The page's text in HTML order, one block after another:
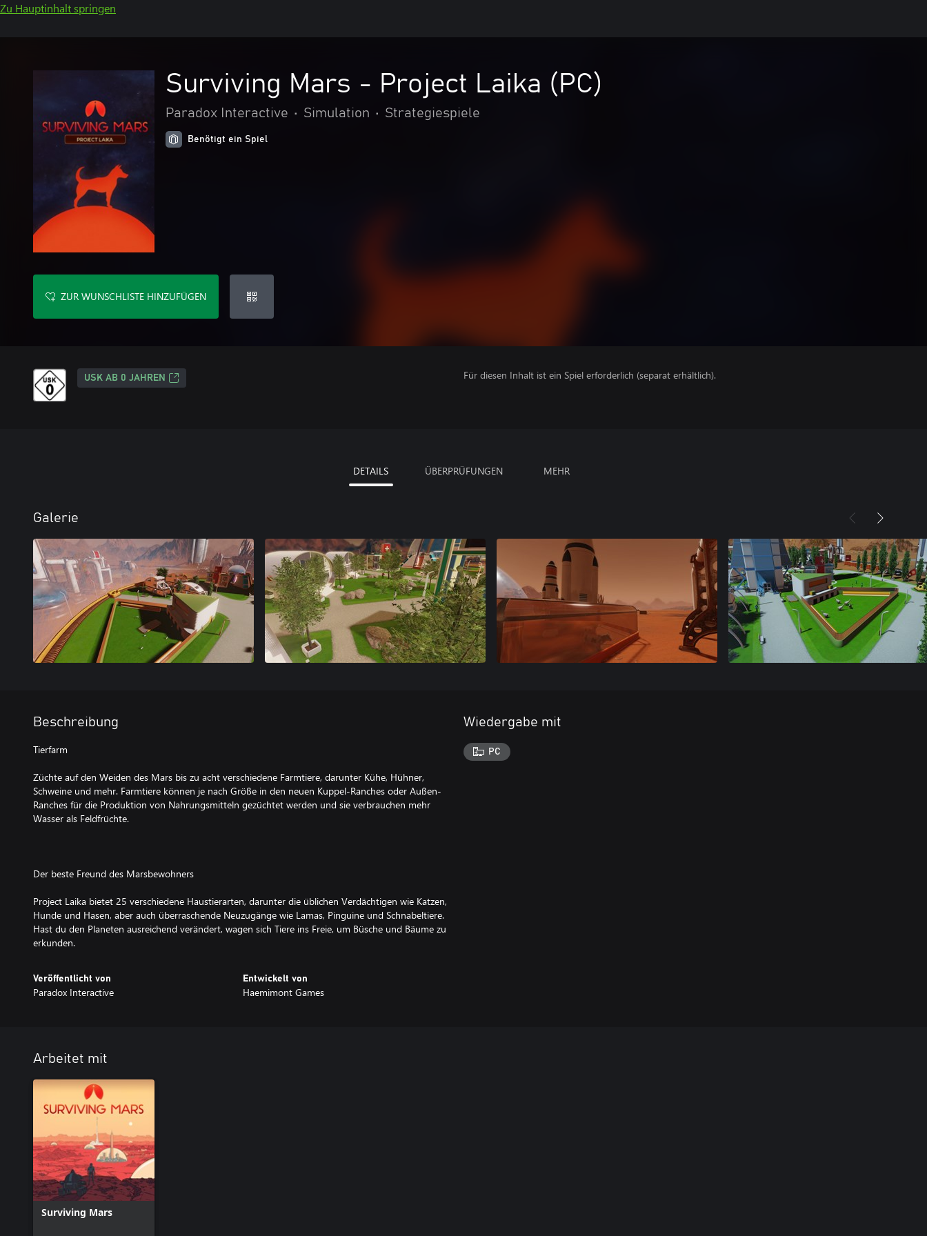
Zu Hauptinhalt springen
Surviving Mars - Project Laika (PC)
Paradox Interactive • Simulation • Strategiespiele
Benötigt ein Spiel
ZUR WUNSCHLISTE HINZUFÜGEN
USK AB 0 JAHREN Für diesen Inhalt ist ein Spiel erforderlich (separat erhältlich).
DETAILS ÜBERPRÜFUNGEN MEHR
Galerie
Beschreibung
Tierfarm
Züchte auf den Weiden des Mars bis zu acht verschiedene Farmtiere, darunter Kühe, Hühner,
Schweine und mehr. Farmtiere können je nach Größe in den neuen Kuppel-Ranches oder Außen-
Ranches für die Produktion von Nahrungsmitteln gezüchtet werden und sie verbrauchen mehr
Wasser als Feldfrüchte.
Der beste Freund des Marsbewohners
Project Laika bietet 25 verschiedene Haustierarten, darunter die üblichen Verdächtigen wie Katzen,
Hunde und Hasen, aber auch überraschende Neuzugänge wie Lamas, Pinguine und Schnabeltiere.
Hast du den Planeten ausreichend verändert, wagen sich Tiere ins Freie, um Büsche und Bäume zu
erkunden.
Veröffentlicht von
Paradox Interactive
Entwickelt von
Haemimont Games
Wiedergabe mit
PC
Arbeitet mit
Surviving Mars